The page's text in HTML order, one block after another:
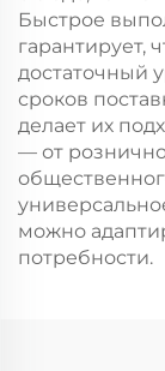
Быстрое
гарантирует,
достаточный
сроков
делает их
— от
можно
потребности.